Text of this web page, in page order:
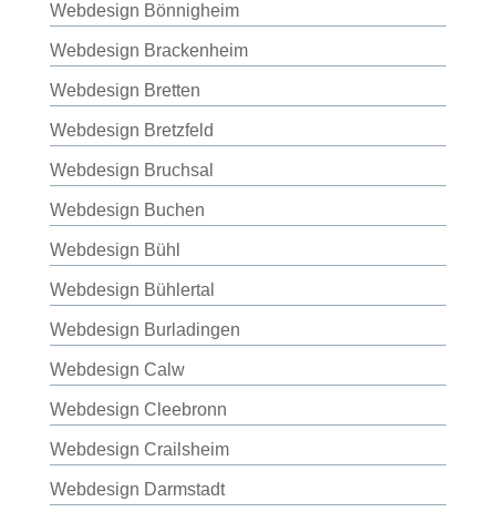
Webdesign Bönnigheim
Webdesign Brackenheim
Webdesign Bretten
Webdesign Bretzfeld
Webdesign Bruchsal
Webdesign Buchen
Webdesign Bühl
Webdesign Bühlertal
Webdesign Burladingen
Webdesign Calw
Webdesign Cleebronn
Webdesign Crailsheim
Webdesign Darmstadt